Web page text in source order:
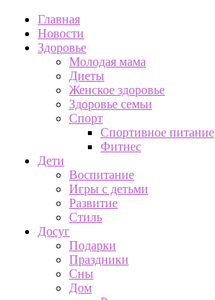
Главная
Новости
Здоровье
Молодая мама
Диеты
Женское здоровье
Здоровье семьи
Спорт
Спортивное питание
Фитнес
Дети
Воспитание
Игры с детьми
Развитие
Стиль
Досуг
Подарки
Праздники
Сны
Дом